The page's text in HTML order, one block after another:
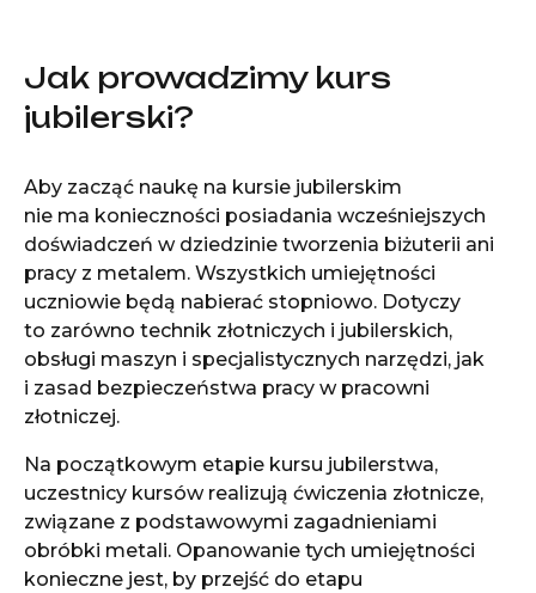
Jak prowadzimy kurs
jubilerski?
Aby zacząć naukę na kursie jubilerskim
nie ma konieczności posiadania wcześniejszych
doświadczeń w dziedzinie tworzenia biżuterii ani
pracy z metalem. Wszystkich umiejętności
uczniowie będą nabierać stopniowo. Dotyczy
to zarówno technik złotniczych i jubilerskich,
obsługi maszyn i specjalistycznych narzędzi, jak
i zasad bezpieczeństwa pracy w pracowni
złotniczej.
Na początkowym etapie kursu jubilerstwa,
uczestnicy kursów realizują ćwiczenia złotnicze,
związane z podstawowymi zagadnieniami
obróbki metali. Opanowanie tych umiejętności
konieczne jest, by przejść do etapu